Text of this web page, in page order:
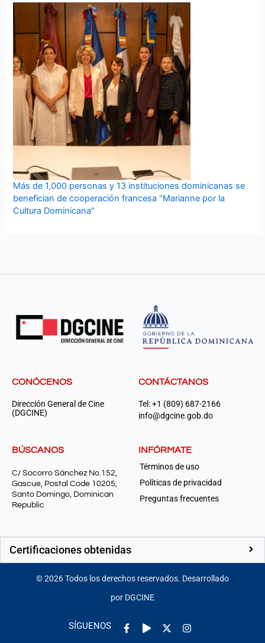
Más de 1,000 personas y 13 instituciones dominicanas se
benefician de cooperación francesa “Marianne por la
Cultura Dominicana”
CONÓCENOS
Dirección General de Cine
(DGCINE)
CONTÁCTANOS
Tel: +1 (809) 687-2166
info@dgcine.gob.do
BÚSCANOS
C/ Socorro Sánchez No.152,
Gascue, Postal Code 10205,
Santo Domingo, Dominican
Republic
INFÓRMATE
Términos de uso
Políticas de privacidad
Preguntas frecuentes
Certificaciones obtenidas
©2026Todos los derechos reservados. Desarrollado
por DGCINE
SÍGUENOS
Facebook-
f
Play Instagram